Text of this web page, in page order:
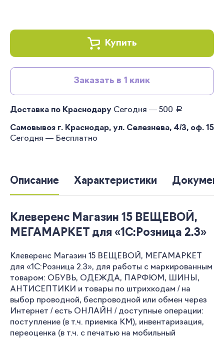
Купить
Заказать в 1 клик
Доставка по Краснодару Сегодня — 500 руб.
Самовывоз г. Краснодар, ул. Селезнева, 4/3, оф. 15
Сегодня — Бесплатно
Описание Характеристики
Клеверенс Магазин 15 ВЕЩЕВОЙ,
МЕГАМАРКЕТ для «1С:Розница 2.3»
Клеверенс Магазин 15 ВЕЩЕВОЙ, МЕГАМАРКЕТ
для «1С:Розница 2.3», для работы с маркированным
товаром: ОБУВЬ, ОДЕЖДА, ПАРФЮМ, ШИНЫ,
АНТИСЕПТИКИ и товары по штрихкодам / на
выбор проводной, беспроводной или обмен через
Интернет / есть ОНЛАЙН / доступные операции:
поступление (в т.ч. приемка КМ), инвентаризация,
переоценка (в т.ч. с печатью на мобильный